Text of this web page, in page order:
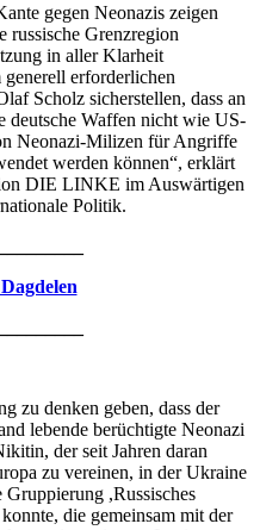
gegen Neonazis zeigen
russische Grenzregion
in aller Klarheit
erforderlichen
Scholz sicherstellen, dass an
deutsche Waffen nicht wie US-
Neonazi-Milizen für Angriffe
werden können“, erklärt
DIE LINKE im Auswärtigen
Politik.
zu denken geben, dass der
lebende berüchtigte Neonazi
der seit Jahren daran
zu vereinen, in der Ukraine
,Russisches
die gemeinsam mit der